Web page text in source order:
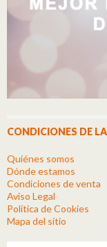
CONDICIONES DE
Quiénes somos
Dónde estamos
Condiciones de venta
Aviso Legal
Política de Cookies
Mapa del sitio